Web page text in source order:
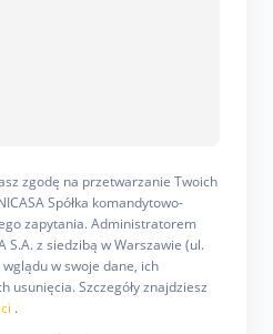
zgodę na przetwarzanie Twoich
Spółka komandytowo-
zapytania. Administratorem
S.A. z siedzibą w Warszawie (ul.
w swoje dane, ich
usunięcia. Szczegóły znajdziesz
.